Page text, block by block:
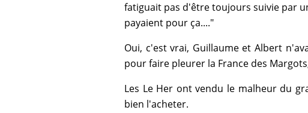
fatiguait pas d'être toujours suivie par
payaient pour ça...."
Oui, c'est vrai, Guillaume et Albert
pour faire pleurer la France des
Les Le Her ont vendu le malheur du
bien l'acheter.